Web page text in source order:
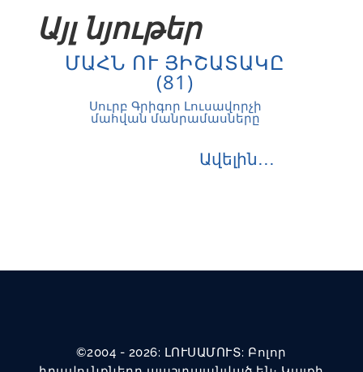
Այլ նյութեր
ՄԱՀՆ ՈՒ ՅԻՇԱՏԱԿԸ
(81)
Սուրբ Գրիգոր Լուսավորչի
մահվան մանրամասները
Ավելին․․․
©2004 - 2026: ԼՈՒՍԱՄՈՒՏ: Բոլոր